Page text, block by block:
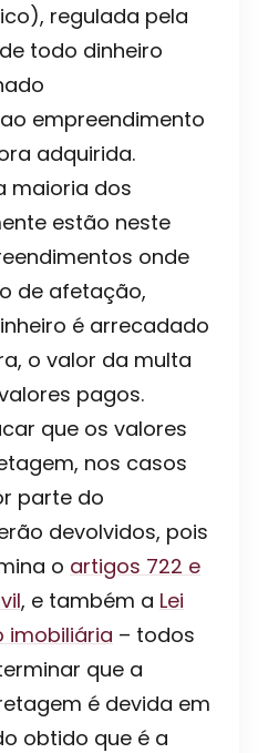
regulada pela
todo dinheiro
empreendimento
adquirida.
maioria dos
estão neste
onde
de afetação,
é arrecadado
o valor da multa
pagos.
que os valores
nos casos
parte do
devolvidos, pois
o artigos 722 e
, e também a Lei
imobiliária – todos
que a
é devida em
obtido que é a